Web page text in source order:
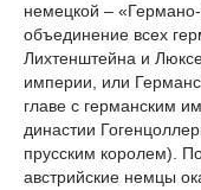
немецкой –
объединение всех
Лихтенштейна и
империи, или
главе с германским
династии
прусским королем).
австрийские немцы